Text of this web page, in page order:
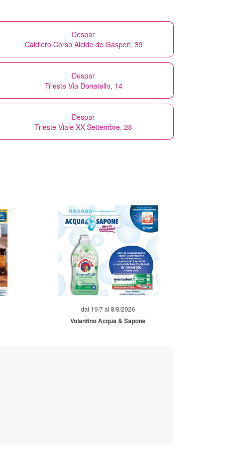
Despar
Caldiero Corso Alcide de Gasperi, 39
Despar
Trieste Via Donatello, 14
Despar
Trieste Viale XX Settembre, 28
dal 19/7 al 8/8/2026
Volantino Acqua & Sapone